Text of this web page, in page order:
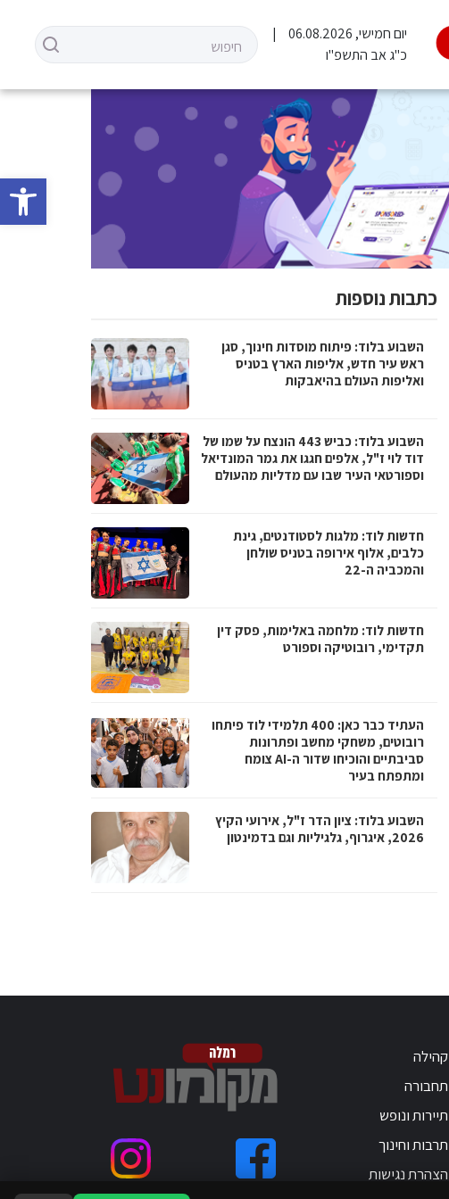
פתח
יום חמישי, 06.08.2026
כ"ג אב התשפ"ו
כתבות נוספות
השבוע בלוד: פיתוח מוסדות חינוך, סגן
ראש עיר חדש, אליפות הארץ בטניס
ואליפות העולם בהיאבקות
השבוע בלוד: כביש 443 הונצח על שמו של
דוד לוי ז"ל, אלפים חגגו את גמר המונדיאל
וספורטאי העיר שבו עם מדליות מהעולם
חדשות לוד: מלגות לסטודנטים, גינת
כלבים, אלוף אירופה בטניס שולחן
והמכביה ה-22
חדשות לוד: מלחמה באלימות, פסק דין
תקדימי, רובוטיקה וספורט
העתיד כבר כאן: 400 תלמידי לוד פיתחו
רובוטים, משחקי מחשב ופתרונות
סביבתיים והוכיחו שדור ה-AI צומח
ומתפתח בעיר
השבוע בלוד: ציון הדר ז"ל, אירועי הקיץ
2026, איגרוף, גלגיליות וגם בדמינטון
קהילה
תחבורה
תיירות ונופש
תרבות וחינוך
הצהרת נגישות